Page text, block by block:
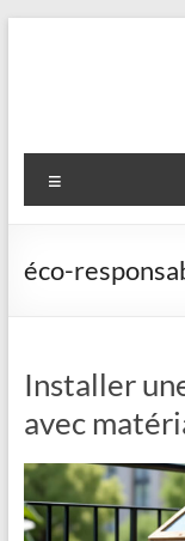
éco-
Installer
avec